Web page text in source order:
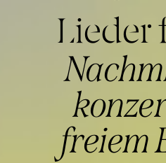
Lieder
freiem